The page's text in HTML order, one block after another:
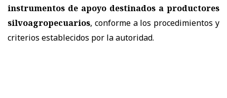
instrumentos de apoyo destinados a productores
silvoagropecuarios, conforme a los procedimientos y
criterios establecidos por la autoridad.